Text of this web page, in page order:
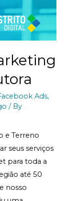
Ads,
/ By
e Terreno
seus serviços
para toda a
até 50
nosso